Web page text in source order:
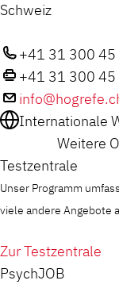
Schweiz
+41 31 300 45
+41 31 300 45
Internationale
Weitere
Testzentrale
Unser Programm
viele andere Angebote
Zur Testzentrale
PsychJOB